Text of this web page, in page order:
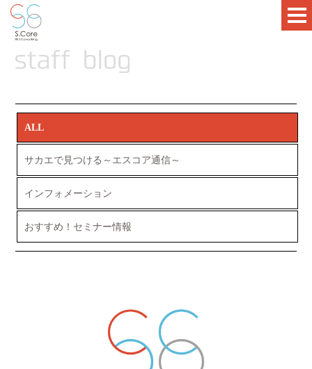
ALL
サカエで見つける～エスコア通信～
インフォメーション
おすすめ！セミナー情報